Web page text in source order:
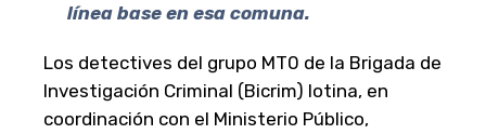
línea base en esa comuna.
Los detectives del grupo MT0 de la Brigada de
Investigación Criminal (Bicrim) lotina, en
coordinación con el Ministerio Público,